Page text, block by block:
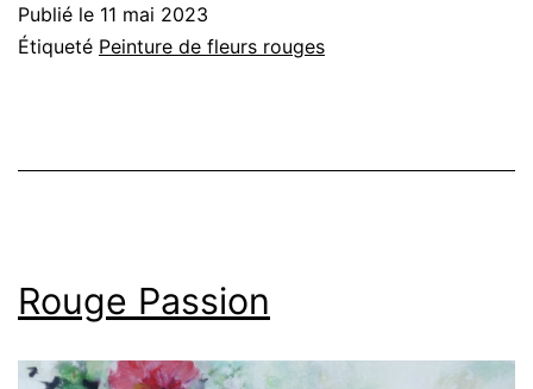
Publié le 11 mai 2023
Étiqueté Peinture de fleurs rouges
Rouge Passion